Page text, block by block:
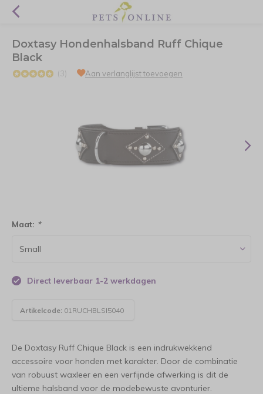
Doxtasy Hondenhalsband Ruff Chique
Black
(3) Aan verlanglijst toevoegen
Maat: *
Direct leverbaar 1-2 werkdagen
Artikelcode: 01RUCHBLSI5040
De Doxtasy Ruff Chique Black is een indrukwekkend
accessoire voor honden met karakter. Door de combinatie
van robuust waxleer en een verfijnde afwerking is dit de
ultieme halsband voor de modebewuste avonturier.